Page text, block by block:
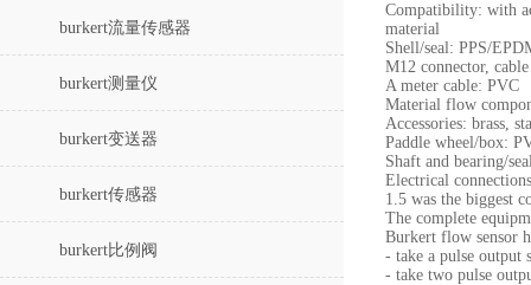
burkert流量传感器
burkert测量仪
burkert变送器
burkert传感器
burkert比例阀
Compatibility: with
material
Shell/seal: PPS/
M12 connector,
A meter cable: PVC
Material flow
Accessories: brass,
Paddle wheel/box:
Shaft and bearing/
Electrical
1.5 was the biggest
The complete
Burkert flow sensor
- take a pulse output
- take two pulse